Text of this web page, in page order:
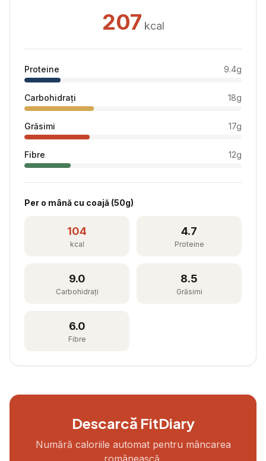
207 kcal
Proteine 9.4g
Carbohidrați 18g
Grăsimi 17g
Fibre 12g
Per o mână cu coajă (50g)
104
kcal
4.7
Proteine
9.0
Carbohidrați
8.5
Grăsimi
6.0
Fibre
Descarcă FitDiary
Numără caloriile automat pentru mâncarea
românească.